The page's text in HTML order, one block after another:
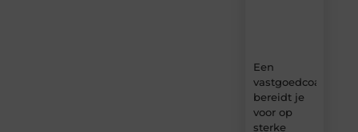
Een
vastgoedcoach
bereidt je
voor op
sterke